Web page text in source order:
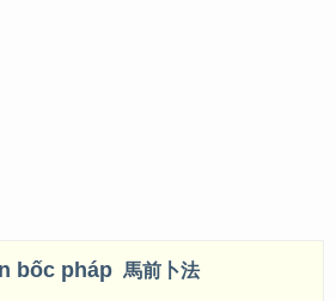
bốc pháp 馬前卜法